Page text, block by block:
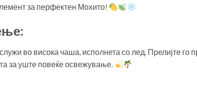
за перфектен Мохито!
во висока чаша, исполнета со лед. Прелијте го
за уште повеќе освежување.